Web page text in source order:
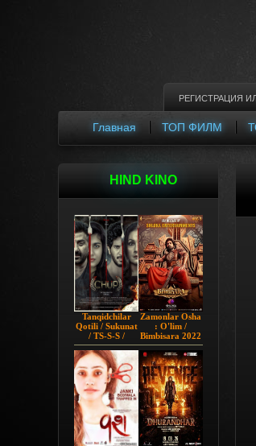
РЕГИСТРАЦИЯ
ТОП ФИЛМ
Главная
HIND KINO
Tanqidchilar
Qotili / Sukunat
/ TS-S-S /
Jimjitlik
Ortidagi Sir /
Chup 2022 HD
Hind kino
Zamonlar Osha
: O'lim /
Bimbisara 2022
Hind kino
Uzbek tilida